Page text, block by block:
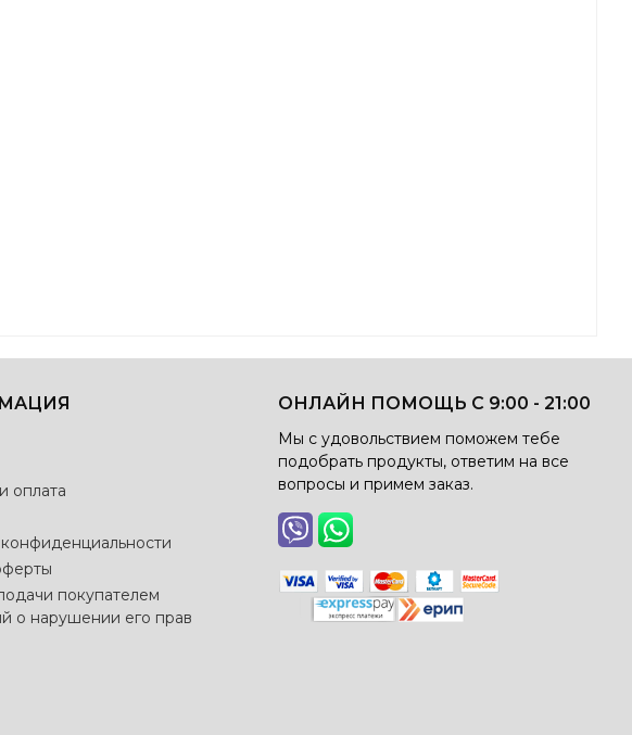
оплата
покупателем
о нарушении его прав
ОНЛАЙН ПОМОЩЬ С 9:00 - 21:00
Мы с удовольствием поможем тебе
подобрать продукты, ответим на все
вопросы и примем заказ.